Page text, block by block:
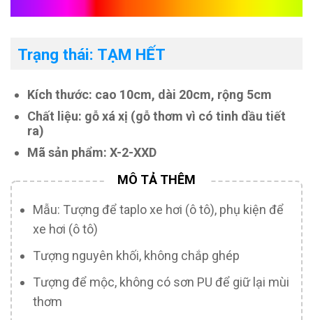
Trạng thái: TẠM HẾT
Kích thước: cao 10cm, dài 20cm, rộng 5cm
Chất liệu: gỗ xá xị (gỗ thơm vì có tinh dầu tiết
ra)
Mã sản phẩm: X-2-XXD
Mẫu: Tượng để taplo xe hơi (ô tô), phụ kiện để
xe hơi (ô tô)
Tượng nguyên khối, không chắp ghép
Tượng để mộc, không có sơn PU để giữ lại mùi
thơm